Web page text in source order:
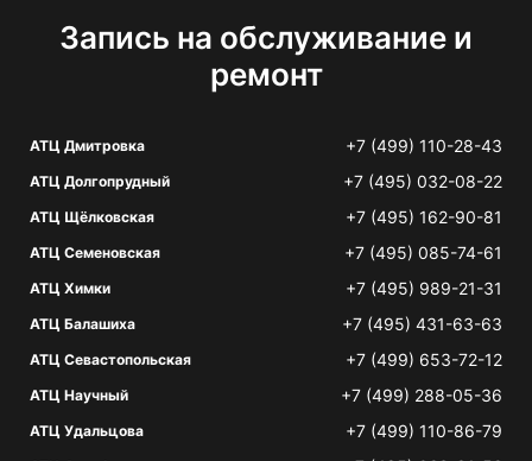
Запись на обслуживание и
ремонт
АТЦ Дмитровка +7 (499) 110-28-43
АТЦ Долгопрудный +7 (495) 032-08-22
АТЦ Щёлковская +7 (495) 162-90-81
АТЦ Семеновская +7 (495) 085-74-61
АТЦ Химки +7 (495) 989-21-31
АТЦ Балашиха +7 (495) 431-63-63
АТЦ Севастопольская +7 (499) 653-72-12
АТЦ Научный +7 (499) 288-05-36
АТЦ Удальцова +7 (499) 110-86-79